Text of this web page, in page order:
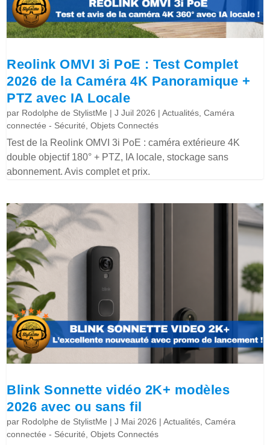
Reolink OMVI 3i PoE : Test Complet
2026 de la Caméra 4K Panoramique +
PTZ avec IA Locale
par Rodolphe de StylistMe |J Juil 2026 |Actualités ,Caméra
connectée - Sécurité ,Objets Connectés
Test de la Reolink OMVI 3i PoE : caméra extérieure 4K
double objectif 180° + PTZ, IA locale, stockage sans
abonnement. Avis complet et prix.
Blink Sonnette vidéo 2K+ modèles
2026 avec ou sans fil
par Rodolphe de StylistMe |J Mai 2026 |Actualités ,Caméra
connectée - Sécurité ,Objets Connectés